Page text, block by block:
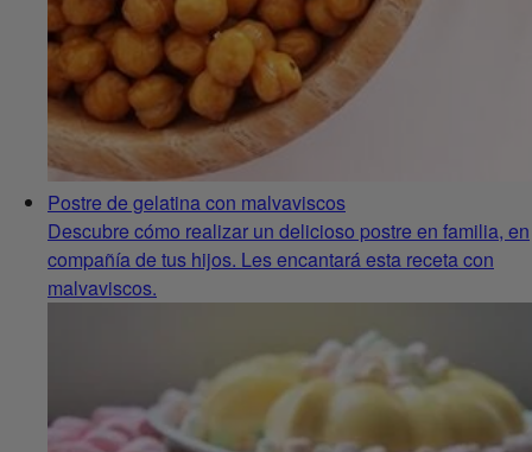
Postre de gelatina con malvaviscos
Descubre cómo realizar un delicioso postre en familia, en
compañía de tus hijos. Les encantará esta receta con
malvaviscos.